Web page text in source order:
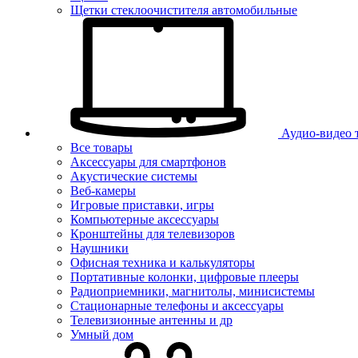
Щетки стеклоочистителя автомобильные
Аудио-видео
Все товары
Аксессуары для смартфонов
Акустические системы
Веб-камеры
Игровые приставки, игры
Компьютерные аксессуары
Кронштейны для телевизоров
Наушники
Офисная техника и калькуляторы
Портативные колонки, цифровые плееры
Радиоприемники, магнитолы, минисистемы
Стационарные телефоны и аксессуары
Телевизионные антенны и др
Умный дом